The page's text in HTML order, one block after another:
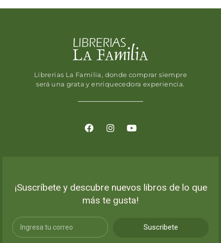
Librerias La Familia, donde comprar siempre
será una grata y enriquecedora experiencia.
¡Suscríbete y descubre nuevos libros de lo que
más te gusta!
Suscribete